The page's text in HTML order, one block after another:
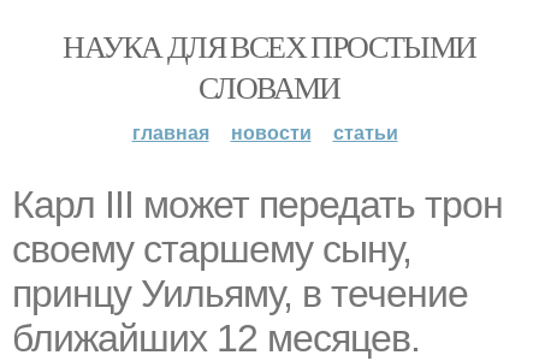
НАУКА ДЛЯ ВСЕХ ПРОСТЫМИ
СЛОВАМИ
главная новости статьи
Карл III может передать трон
своему старшему сыну,
принцу Уильяму, в течение
ближайших 12 месяцев.